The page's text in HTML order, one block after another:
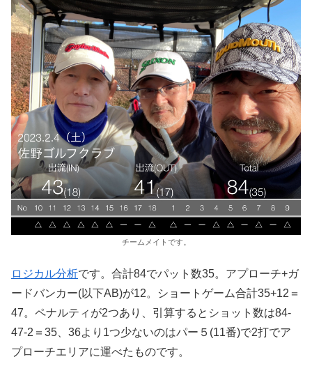
チームメイトです。
ロジカル分析です。合計84でパット数35。アプローチ+ガ
ードバンカー(以下AB)が12。ショートゲーム合計35+12＝
47。ペナルティが2つあり、引算するとショット数は84-
47-2＝35、36より1つ少ないのはパー５(11番)で2打でア
プローチエリアに運べたものです。